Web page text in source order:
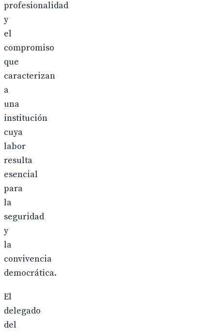
profesionalidad
y
el
compromiso
que
caracterizan
a
una
institución
cuya
labor
resulta
esencial
para
la
seguridad
y
la
convivencia
democrática.
El
delegado
del